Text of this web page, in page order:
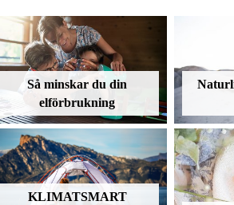
Så minskar du din
elförbrukning
KLIMATSMART